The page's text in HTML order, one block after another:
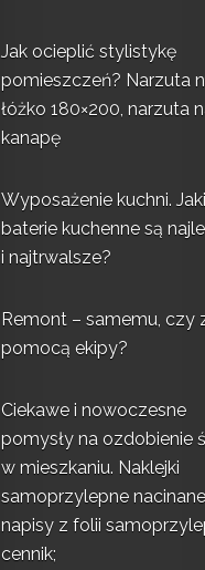
Jak ocieplić stylistykę
pomieszczeń? Narzuta
łóżko 180×200, narzuta
kanapę
Wyposażenie kuchni.
baterie kuchenne są
i najtrwalsze?
Remont – samemu, czy
pomocą ekipy?
Ciekawe i nowoczesne
pomysły na ozdobienie
w mieszkaniu. Naklejki
samoprzylepne
napisy z folii
cennik;